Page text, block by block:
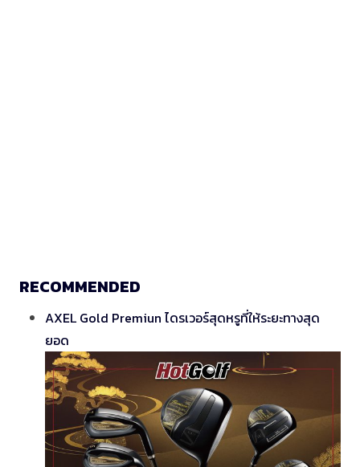
RECOMMENDED
AXEL Gold Premiun ไดรเวอร์สุดหรูที่ให้ระยะทางสุด
ยอด